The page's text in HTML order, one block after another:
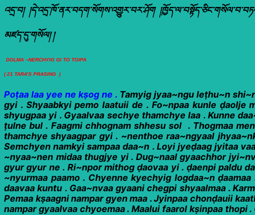
འདྲ་བ། །དེ་འདྲ་ཁོ་ནར་བདག་སོགས་འགྱུར་བར་ཤོག
མཛད་དུ་གསོལ། །
DOLMA ~NERCHYIG GI TO TOIPA
( 21 TARA’S PRASING )
Poṭaa laa yee ne kṣog ne . Tamyig jyaa~ngu leṭhu~n
gyi . Shyaabkyi pemo laatuii de . Fo~npaa kunle ḍaolje
shyugpaa yi . Gyaalvaa sechye thamchye laa . Kunne
ṭulne bul . Faagmi chhognam shhesu sol . Thogmaa
thamchye shyaagpar gyi . ~nenthoe raa~ngyaal
Semchyen namkyi sampaa daa~n . Loyi jyeḍaag jyitaa
~nyaa~nen midaa thugjye yi . Dug~naal gyaachhor
gyur gyur ne . Ri~npor mithog ḍaovaa yi . ḍaenpi paldu
~nyurmaa paamo . Chyenne kyechyig logdaa~n
daavaa kuntu . Gaa~nvaa gyaani chegpi shyaalmaa .
Pemaa kṣaagni nampar gyen maa . Jyinpaa chonḍauii
nampar gyaalvaa chyoemaa . Maalui faarol kṣinpaa thopi